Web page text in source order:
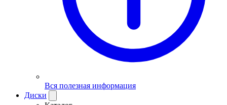
Вся полезная информация
Диски